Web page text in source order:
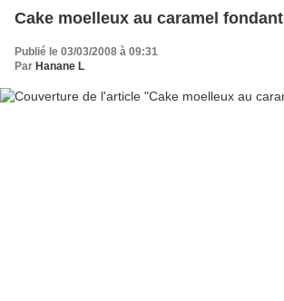
Cake moelleux au caramel fondant
Publié le 03/03/2008 à 09:31
Par Hanane L